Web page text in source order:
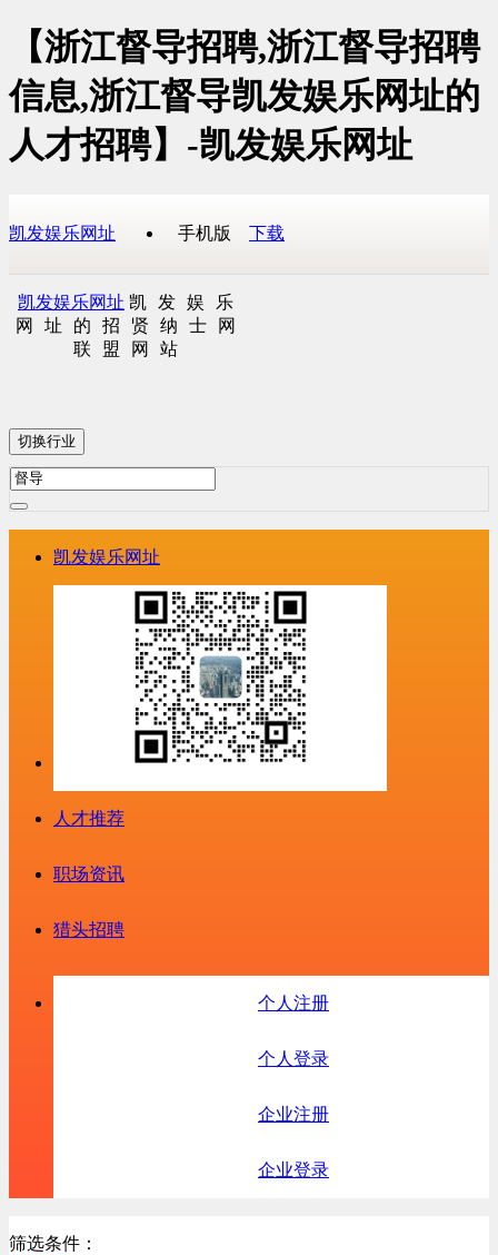
【浙江督导招聘,浙江督导招聘
信息,浙江督导凯发娱乐网址的
人才招聘】-凯发娱乐网址
凯发娱乐网址 手机版 下载
凯发娱乐网址 凯发娱乐
网址的招贤纳士网
联盟网站
切换行业
凯发娱乐网址
人才推荐
职场资讯
猎头招聘
个人注册
个人登录
企业注册
企业登录
筛选条件：